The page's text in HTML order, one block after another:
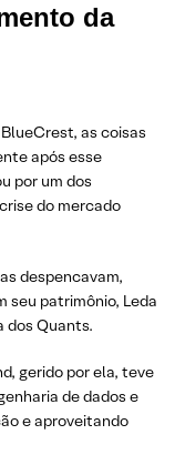
da
as coisas
após esse
por um dos
do mercado
despencavam,
seu patrimônio, Leda
dos Quants.
gerido por ela, teve
de dados e
e aproveitando